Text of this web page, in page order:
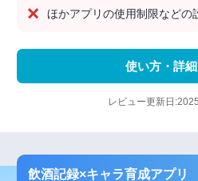
ほかアプリの使用制限などの
使い方・詳
レビュー更新日
飲酒記録×キャラ育成アプ